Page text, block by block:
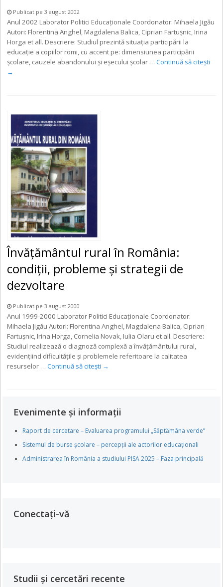
Publicat pe 3 august 2002
Anul 2002 Laborator Politici Educaţionale Coordonator: Mihaela Jigău
Autori: Florentina Anghel, Magdalena Balica, Ciprian Fartuşnic, Irina
Horga et all. Descriere: Studiul prezintă situaţia participării la
educaţie a copiilor romi, cu accent pe: dimensiunea participării
şcolare, cauzele abandonului şi eşecului şcolar …Continuă să citești
→
Învăţământul rural în România:
condiţii, probleme şi strategii de
dezvoltare
Publicat pe 3 august 2000
Anul 1999-2000 Laborator Politici Educaţionale Coordonator:
Mihaela Jigău Autori: Florentina Anghel, Magdalena Balica, Ciprian
Fartuşnic, Irina Horga, Cornelia Novak, Iulia Olaru et all. Descriere:
Studiul realizează o diagnoză complexă a învăţământului rural,
evidenţiind dificultăţile şi problemele referitoare la calitatea
resurselor …Continuă să citești →
Evenimente și informații
Raport de cercetare – Evaluarea programului „Săptămâna verde”
Sistemul de burse școlare – percepții ale actorilor educaționali
Administrarea în România a studiului PISA 2025 – Faza principală
Conectați-vă
Studii și cercetări recente